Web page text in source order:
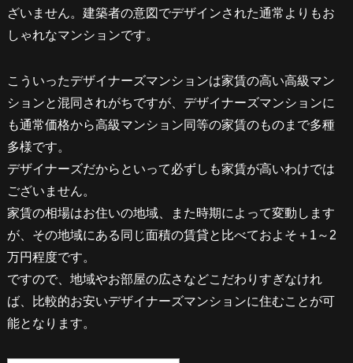
ざいません。建築者の意図でデザインされた通常よりもお
しゃれなマンションです。
こういったデザイナーズマンションは家賃の高い高級マン
ションと混同されがちですが、デザイナーズマンションに
も通常価格から高級マンション同等の家賃のものまで多種
多様です。
デザイナーズだからといって必ずしも家賃が高いわけでは
ございません。
家賃の相場はお住いの地域、また時期によって変動します
が、その地域にある同じ面積の賃貸と比べておよそ＋1～2
万円程度です。
ですので、地域やお部屋の広さなどこだわりすぎなけれ
ば、比較的お安いデザイナーズマンションに住むことが可
能となります。